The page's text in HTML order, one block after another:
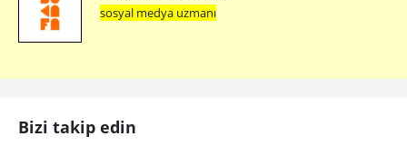
sosyal medya uzmanı
Bizi takip edin